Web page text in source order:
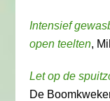
Intensief
open teelten,
Let op de
De